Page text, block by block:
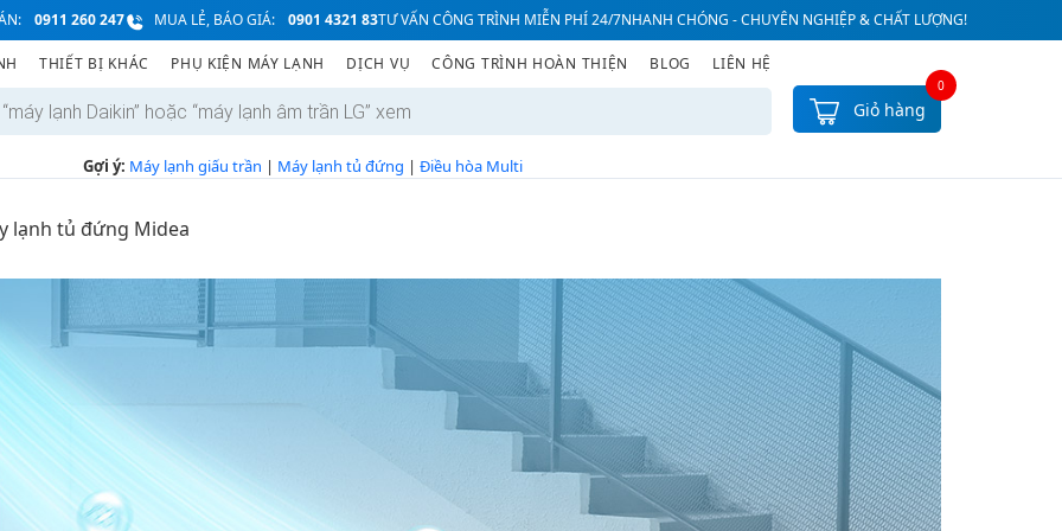
0911 260 247 MUA LẺ, BÁO GIÁ: 0901 4321 83TƯ VẤN CÔNG TRÌNH MIỄN PHÍ 24/7NHANH CHÓNG - CHUYÊN NGHIỆP & CHẤT LƯỢNG!
THIẾT BỊ KHÁC PHỤ KIỆN MÁY LẠNH DỊCH VỤ CÔNG TRÌNH HOÀN THIỆN BLOG LIÊN HỆ
Gợi ý: Máy lạnh giấu trần | Máy lạnh tủ đứng | Điều hòa Multi
Giỏ hàng
0
lạnh tủ đứng Midea